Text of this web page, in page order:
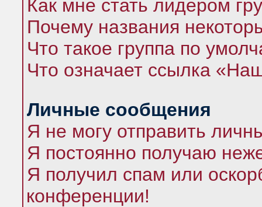
Как мне стать лидером
Почему названия
Что такое группа по
Что означает ссылка
Личные сообщения
Я не могу отправить
Я постоянно получаю
Я получил спам или
конференции!